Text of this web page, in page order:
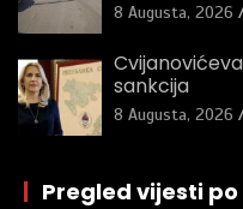
8 Augusta, 2026
sankcija
8 Augusta, 2026
| Pregled vijesti